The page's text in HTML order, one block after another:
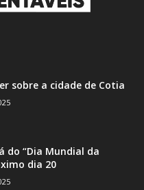
sobre a cidade de Cotia
do “Dia Mundial da
dia 20